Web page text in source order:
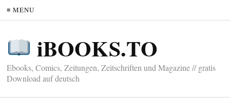
≡ MENU
iBOOKS.TO
Ebooks, Comics, Zeitungen, Zeitschriften und Magazine // gratis
Download auf deutsch